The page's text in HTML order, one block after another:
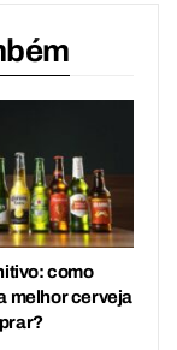
como
melhor cerveja